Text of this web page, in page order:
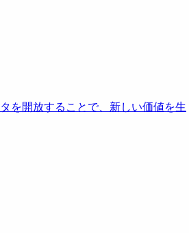
を開放することで、新しい価値を生